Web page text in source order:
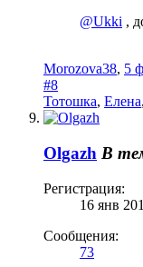
@Ukki ,
Morozova38, 5
#8
Тотошка, Елена,
Olgazh В
Регистрация:
16 янв
Сообщения:
73